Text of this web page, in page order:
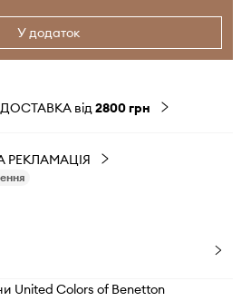
У додаток
від2800 грн
РЕКЛАМАЦІЯ
United Colors of Benetton